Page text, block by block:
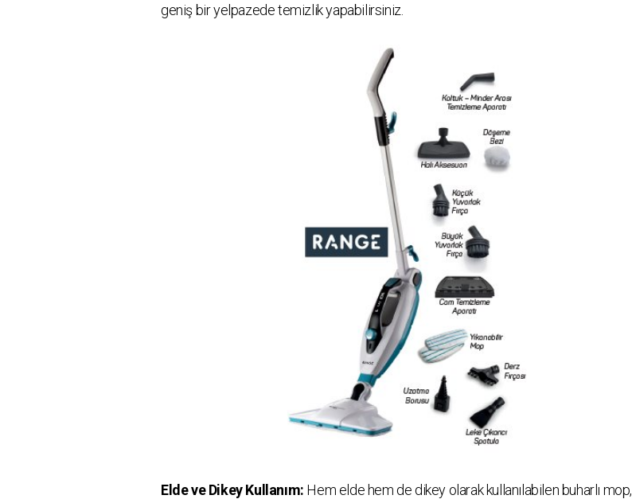
geniş bir yelpazede temizlik yapabilirsiniz.
Elde ve Dikey Kullanım: Hem elde hem de dikey olarak kullanılabilen buharlı mop,